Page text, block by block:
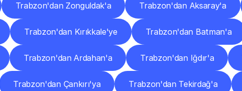
Trabzon'dan Zonguldak'a Trabzon'dan Aksaray'a
Trabzon'dan Kırıkkale'ye Trabzon'dan Batman'a
Trabzon'dan Ardahan'a Trabzon'dan Iğdır'a
Trabzon'dan Çankırı'ya Trabzon'dan Tekirdağ'a